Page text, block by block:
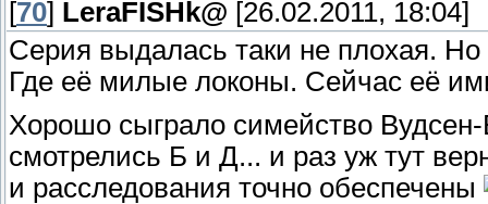
[70] LeraFISHk@ [26.02.2011, 18:04]
Серия выдалась таки не плохая.
Где её милые локоны. Сейчас её
Хорошо сыграло симейство
смотрелись Б и Д... и раз уж тут
и расследования точно обеспечены